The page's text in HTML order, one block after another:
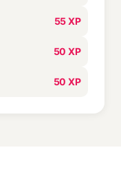
55 XP
50 XP
50 XP